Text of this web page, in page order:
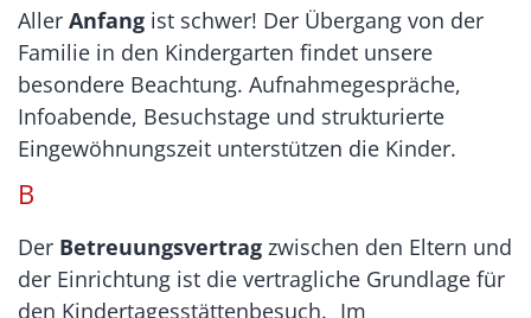
Aller Anfang ist schwer! Der Übergang von der
Familie in den Kindergarten findet unsere
besondere Beachtung. Aufnahmegespräche,
Infoabende, Besuchstage und strukturierte
Eingewöhnungszeit unterstützen die Kinder.
B
Der Betreuungsvertrag zwischen den Eltern und
der Einrichtung ist die vertragliche Grundlage für
den Kindertagesstättenbesuch. Im